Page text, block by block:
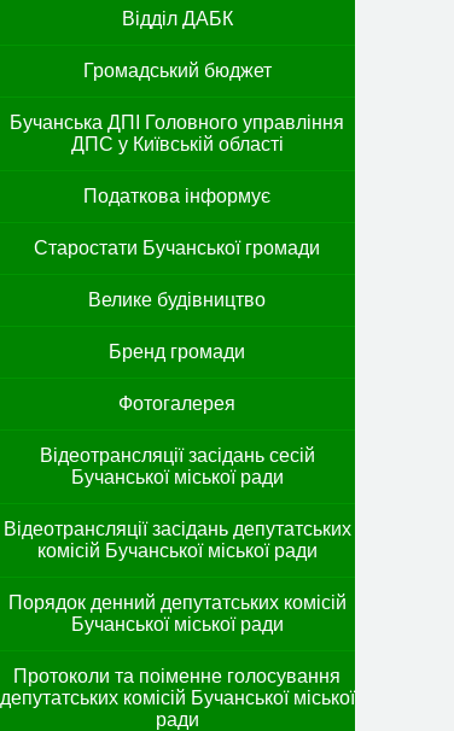
Відділ ДАБК
Громадський бюджет
Бучанська ДПІ Головного управління
ДПС у Київській області
Податкова інформує
Старостати Бучанської громади
Велике будівництво
Бренд громади
Фотогалерея
Відеотрансляції засідань сесій
Бучанської міської ради
Відеотрансляції засідань депутатських
комісій Бучанської міської ради
Порядок денний депутатських комісій
Бучанської міської ради
Протоколи та поіменне голосування
депутатських комісій Бучанської міської
ради